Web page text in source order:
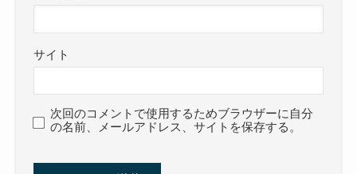
サイト
次回のコメントで使用するためブラウザーに自分
の名前、メールアドレス、サイトを保存する。